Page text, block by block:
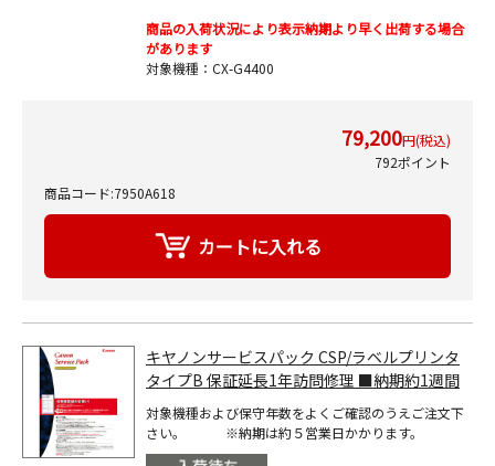
商品の入荷状況により表示納期より早く出荷する場合
があります
対象機種：CX-G4400
79,200円(税込)
792ポイント
商品コード:7950A618
キヤノンサービスパック CSP/ラベルプリンタ
タイプB 保証延長1年訪問修理 ■納期約1週間
対象機種および保守年数をよくご確認のうえご注文下
さい。 ※納期は約５営業日かかります。